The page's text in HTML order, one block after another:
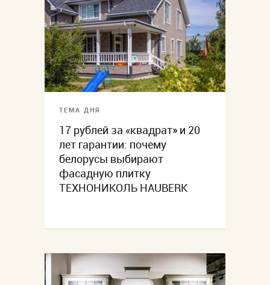
ТЕМА ДНЯ
17 рублей за «квадрат» и 20
лет гарантии: почему
белорусы выбирают
фасадную плитку
ТЕХНОНИКОЛЬ HAUBERK